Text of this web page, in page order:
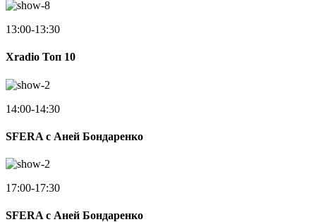
13:00-13:30
Xradio Топ 10
14:00-14:30
SFERA с Аней Бондаренко
17:00-17:30
SFERA с Аней Бондаренко